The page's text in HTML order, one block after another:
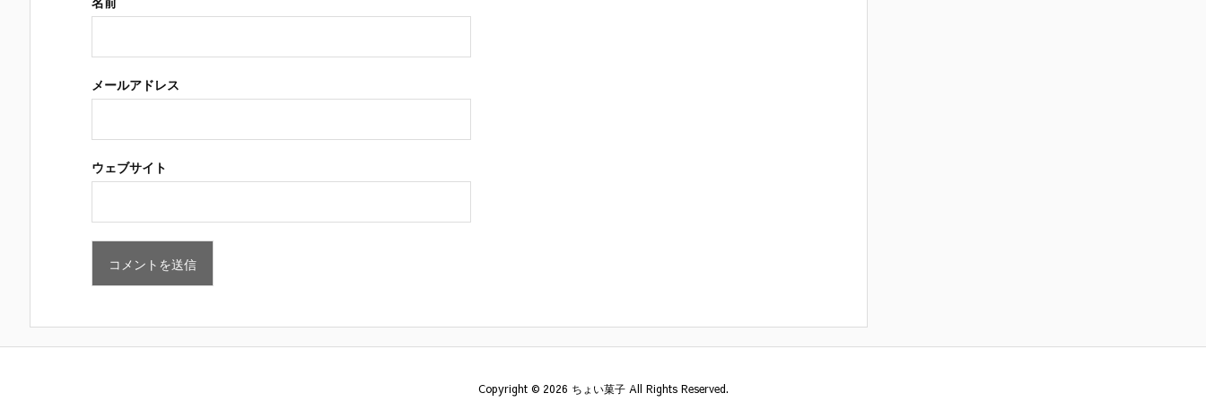
メールアドレス
ウェブサイト
Copyright © 2026 ちょい菓子All Rights Reserved.